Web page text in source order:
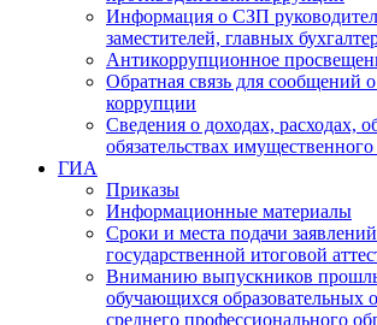
Информация о СЗП
заместителей, главных
Антикоррупционное
Обратная связь для сообщений
коррупции
Сведения о доходах, расходах,
обязательствах имущественного
ГИА
Приказы
Информационные материалы
Сроки и места подачи
государственной итоговой
Вниманию выпускников
обучающихся образовательных
среднего профессионального